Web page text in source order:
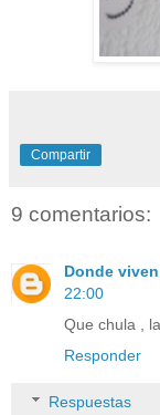
Compartir
9 comentarios:
Donde
22:00
Que chula ,
Responder
Respuestas